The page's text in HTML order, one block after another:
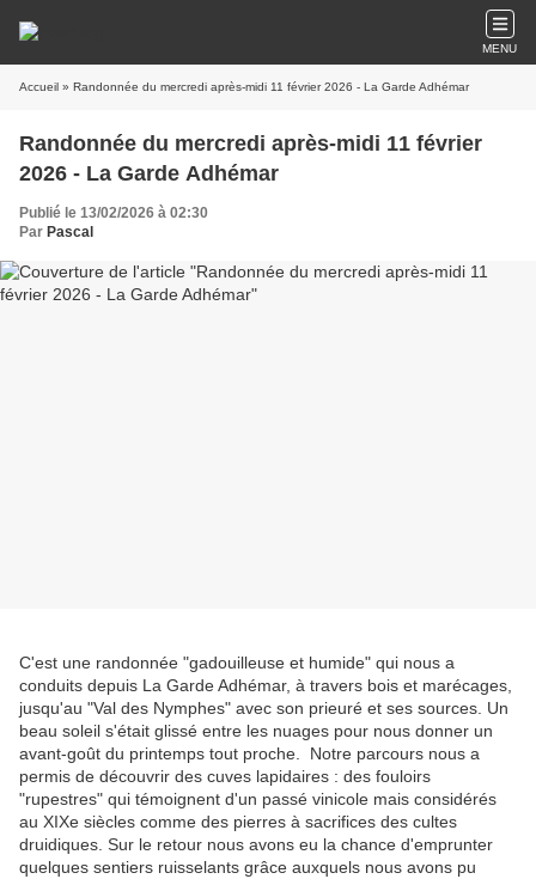
MENU
Accueil » Randonnée du mercredi après-midi 11 février 2026 - La Garde Adhémar
Randonnée du mercredi après-midi 11 février
2026 - La Garde Adhémar
Publié le 13/02/2026 à 02:30
Par Pascal
C'est une randonnée "gadouilleuse et humide" qui nous a
conduits depuis La Garde Adhémar, à travers bois et marécages,
jusqu'au "Val des Nymphes" avec son prieuré et ses sources. Un
beau soleil s'était glissé entre les nuages pour nous donner un
avant-goût du printemps tout proche. Notre parcours nous a
permis de découvrir des cuves lapidaires : des fouloirs
"rupestres" qui témoignent d'un passé vinicole mais considérés
au XIXe siècles comme des pierres à sacrifices des cultes
druidiques. Sur le retour nous avons eu la chance d'emprunter
quelques sentiers ruisselants grâce auxquels nous avons pu